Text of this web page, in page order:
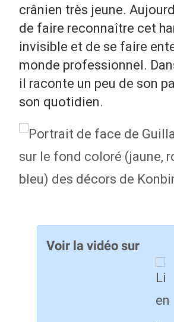
crânien très jeune.
de faire reconnaître cet
invisible et de se faire
monde professionnel.
il raconte un peu de son
son quotidien.
Voir la vidéo sur